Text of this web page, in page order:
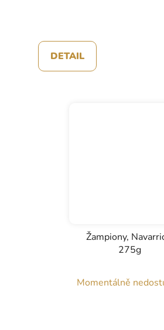
DETAIL
Žampiony,
275g
Momentálně